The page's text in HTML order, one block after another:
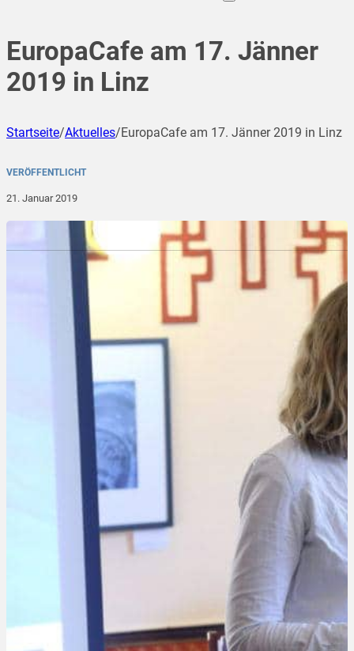
EuropaCafe am 17. Jänner
2019 in Linz
Startseite/Aktuelles/EuropaCafe am 17. Jänner 2019 in Linz
VERÖFFENTLICHT
21. Januar 2019